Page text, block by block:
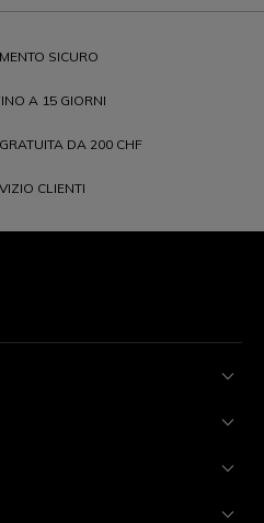
SICURO
A 15 GIORNI
DA 200 CHF
CLIENTI